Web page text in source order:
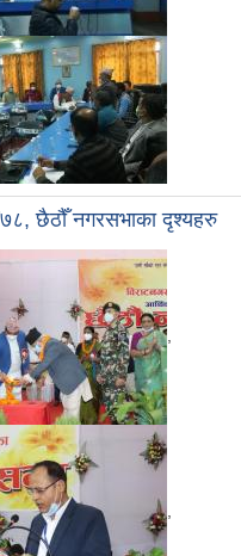
छैठौँ नगरसभाका दृश्यहरु
,
,